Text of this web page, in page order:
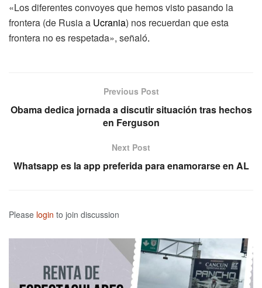
«Los diferentes convoyes que hemos visto pasando la
frontera (de Rusia a Ucrania) nos recuerdan que esta
frontera no es respetada», señaló.
Previous Post
Obama dedica jornada a discutir situación tras hechos
en Ferguson
Next Post
Whatsapp es la app preferida para enamorarse en AL
Please login to join discussion